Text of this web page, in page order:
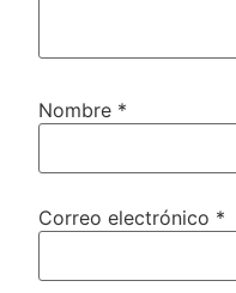
Nombre *
Correo electrónico *